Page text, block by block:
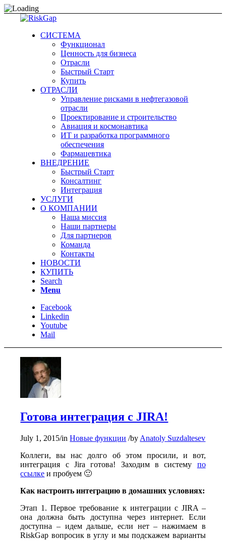
СИСТЕМА
Функционал
Ценность для бизнеса
Отрасли
Быстрый Старт
Купить
ОТРАСЛИ
Управление рисками в нефтегазовой
отрасли
Проектирование и строительство
Авиация и космонавтика
ИТ и разработка программного
обеспечения
Фармацевтика
ВНЕДРЕНИЕ
Быстрый Старт
Консалтинг
Интеграция
УСЛУГИ
О КОМПАНИИ
Наша миссия
Наши партнеры
Для партнеров
Команда
Контакты
НОВОСТИ
КУПИТЬ
Search
Menu
Facebook
Linkedin
Youtube
Mail
Готова интеграция с JIRA!
July 1, 2015/inНовые функции /by Anatoly Suzdaltesev
Коллеги, вы нас долго об этом просили, и вот,
интеграция с Jira готова! Заходим в систему по
ссылке и пробуем 🙂
Как настроить интеграцию в домашних условиях:
Этап 1. Первое требование к интеграции с JIRA –
она должна быть доступна через интернет. Если
доступна – идем дальше, если нет – нажимаем в
RiskGap вопросик в углу и мы подскажем варианты